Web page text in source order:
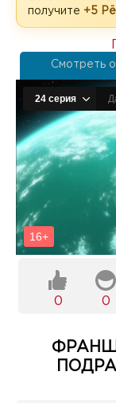
получите +5 Рё
Смотреть
0 0